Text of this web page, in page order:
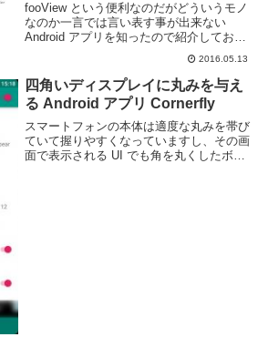
fooView という便利なのだがどういうモノ
なのか一言では言い表す事が出来ない
Android アプリを知ったので紹介しておこ
う。このアプリでは以下の様な事ができ
る。スクリーン上に小さなフローティング
アイコンが表示されるアイコンを小さく
横...
2016.05.13
四角いディスプレイに丸みを与え
る Android アプリ Cornerfly
スマートフォンの本体は適度な丸みを帯び
ていて握りやすくなっていますし、その画
面で表示される UI でも角を丸くしたボタ